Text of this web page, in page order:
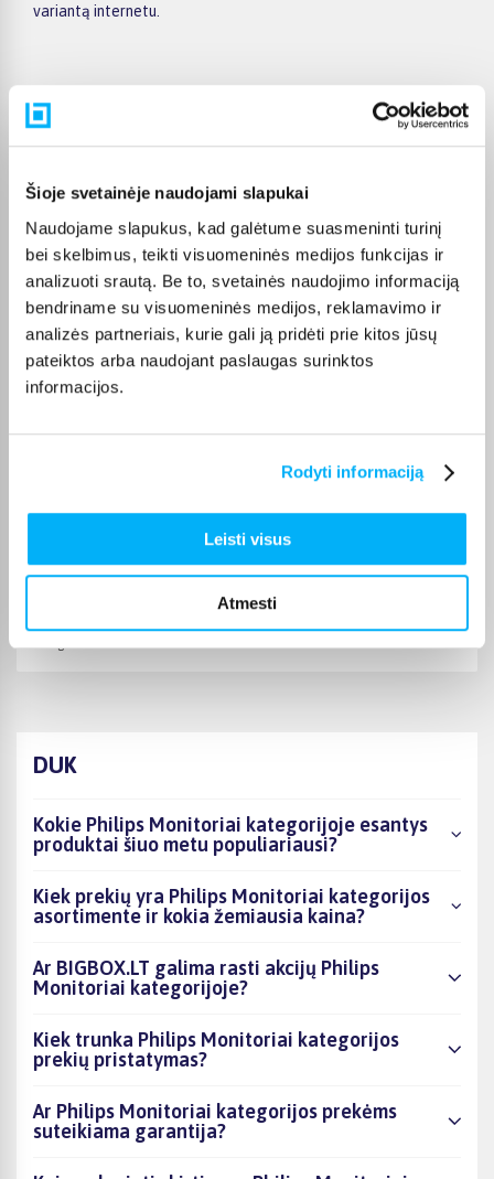
Šioje svetainėje naudojami slapukai
Naudojame slapukus, kad galėtume suasmeninti turinį
bei skelbimus, teikti visuomeninės medijos funkcijas ir
analizuoti srautą. Be to, svetainės naudojimo informaciją
bendriname su visuomeninės medijos, reklamavimo ir
analizės partneriais, kurie gali ją pridėti prie kitos jūsų
pateiktos arba naudojant paslaugas surinktos
informacijos.
Rodyti informaciją
Leisti visus
Atmesti
variantą internetu.
Pirkėjų atsiliepimai apie prekes
Oleg K.
Patvirtintas pirkėjas
As patenkintas, puikus vaizdas
Mantas B.
Patvirtintas pirkėjas
+
Rimantas R.
daugiau nor ...
DUK
Kokie Philips Monitoriai kategorijoje esantys
produktai šiuo metu populiariausi?
Kiek prekių yra Philips Monitoriai kategorijos
asortimente ir kokia žemiausia kaina?
Ar BIGBOX.LT galima rasti akcijų Philips
Monitoriai kategorijoje?
Kiek trunka Philips Monitoriai kategorijos
prekių pristatymas?
Ar Philips Monitoriai kategorijos prekėms
suteikiama garantija?